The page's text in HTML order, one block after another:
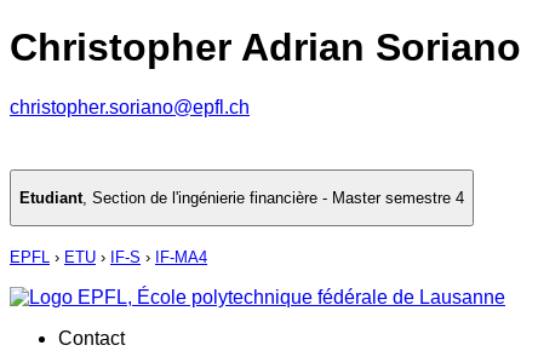
Christopher Adrian Soriano
christopher.soriano@epfl.ch
Etudiant, Section de l'ingénierie financière - Master semestre 4
EPFL › ETU › IF-S › IF-MA4
Contact